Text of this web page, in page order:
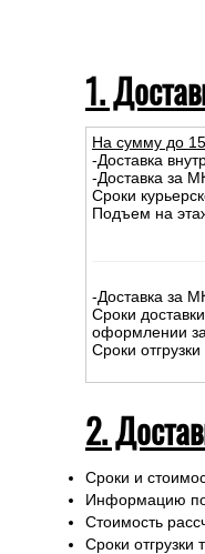
1.
На сумму до 15
-Доставка
-Доставка за
Сроки
Подъем на
-Доставка за
Сроки
оформлении
Сроки
2.
Сроки и
Информацию по
Стоимость
Сроки отгрузки